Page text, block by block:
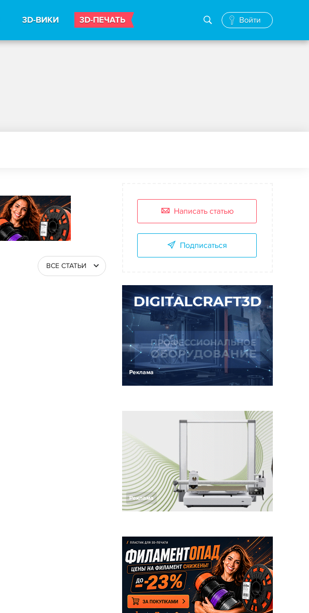
3D-ВИКИ 3D-ПЕЧАТЬ Войти
ВСЕ СТАТЬИ
Написать статью
Подписаться
Реклама
Реклама